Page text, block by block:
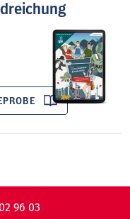
96 03